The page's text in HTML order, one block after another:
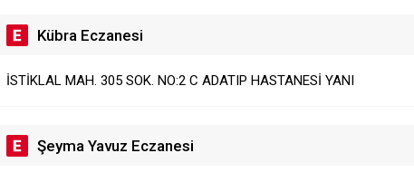
Kübra Eczanesi
İSTİKLAL MAH. 305 SOK. NO:2 C ADATIP HASTANESİ YANI
Şeyma Yavuz Eczanesi